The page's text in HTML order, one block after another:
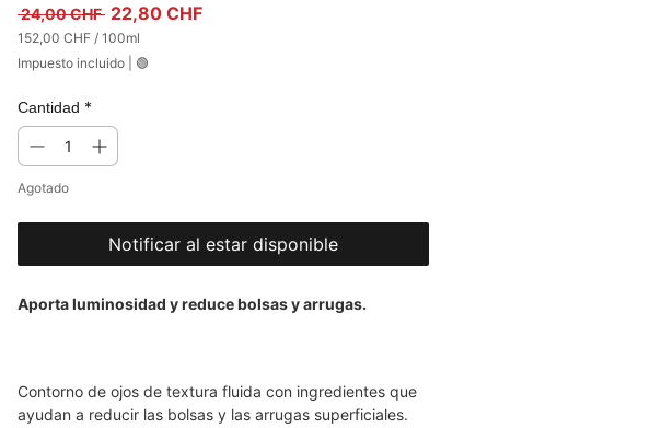
24,00 CHF Precio
22,80 CHFPrecio de oferta
152,00 CHF / 100ml
152,00 CHF
por
Mililitro
Impuesto incluido 🟢
Cantidad *
Agotado
Notificar al estar disponible
Aporta luminosidad y reduce bolsas y arrugas.
Contorno de ojos de textura fluida con ingredientes que
ayudan a reducir las bolsas y las arrugas superficiales.